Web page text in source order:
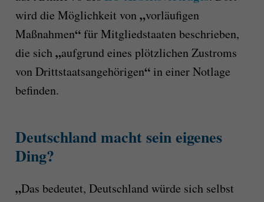
wird die Möglichkeit von„vorläufigen
Maßnahmen“für Mitgliedstaaten beschrieben,
die sich„aufgrund eines plötzlichen Zustroms
von Drittstaatsangehörigen“in einer Notlage
befinden.
Deutschland macht sein eigenes
Ding?
„Das bedeutet, Deutschland würde sich selbst